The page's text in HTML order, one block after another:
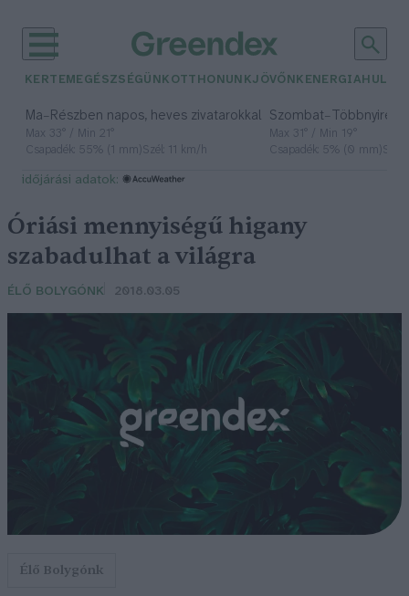
KERTEM EGÉSZSÉGÜNK OTTHONUNKJÖVŐNK ENERGIA
Ma– Részben napos, heves zivatarokkal
Max 33° / Min 21°
Csapadék: 55% (1 mm)Szél: 11 km/h
Szombat– Többnyire
Max 31° / Min 19°
Csapadék: 5% (0 mm)
időjárási adatok:
Óriási mennyiségű higany
szabadulhat a világra
ÉLŐ BOLYGÓNK 2018.03.05
Élő Bolygónk